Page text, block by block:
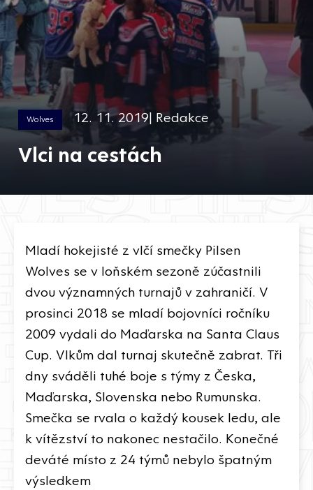
Wolves 12. 11. 2019| Redakce
Vlci na cestách
Mladí hokejisté z vlčí smečky Pilsen
Wolves se v loňském sezoně zúčastnili
dvou významných turnajů v zahraničí. V
prosinci 2018 se mladí bojovníci ročníku
2009 vydali do Maďarska na Santa Claus
Cup. Vlkům dal turnaj skutečně zabrat. Tři
dny sváděli tuhé boje s týmy z Česka,
Maďarska, Slovenska nebo Rumunska.
Smečka se rvala o každý kousek ledu, ale
k vítězství to nakonec nestačilo. Konečné
deváté místo z 24 týmů nebylo špatným
výsledkem